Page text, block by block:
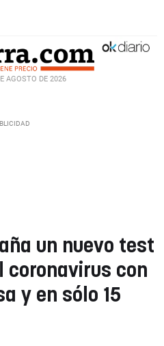
AGOSTO DE 2026
un nuevo test
coronavirus con
y en sólo 15